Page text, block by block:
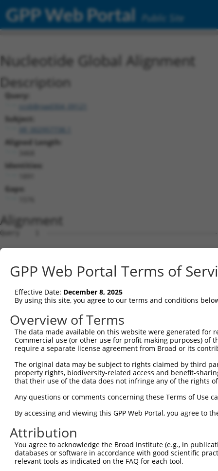
GPP Web Portal Public Site
Nucleotide Global Alignment
Description
Query:
ccsbBroad304_09121
Subject:
Aligned Length:
Identities:
Gaps:
Alignment
Query    1  --------------------------------------------------------------------------  0
                                                                                      
Sbjct    1  ACGCATTTCCGTCGCCGGGAGGAAGGGGTGTGTGTTTCGCCTGCGCAGTGGTCCTGGCCACCGGCTCGCGGCGC  74

Query    1  --------------------------------------------------------------------------  0
                                                                                      
Sbjct   75  GTGGAGGCTGCTCCCAGCCGCGCCCGAGTCAGACTCGGGTGGGGGTCCCGGCGGCGGTAGCGGCGGCGGCGGTG  148

Query    1  -----ATGTCGTGGCTCTTCGGCGTTAACAAGGGCCCCAAGGGTGAAGGCGCGGGGCCGCCGCCGCCTTTGCCG  69
                 |||||||||||||||||||||||||||||||||||||||||||||||||||||||||||||||||||||
Sbjct  149  CGAGCATGTCGTGGCTCTTCGGCGTTAACAAGGGCCCCAAGGGTGAAGGCGCGGGGCCGCCGCCGCCTTTGCCG  222

Query   70  CCCGCGCAGCCCGGGGCCGAGGGCGGCGGGGACCGCGGTTTGGGAGACCGGCCGGCGCCCAAGGACAAATGGAG  143
            ||||||||||||||||||||||||||||||||||||||||||||||||||||||||||||||||||||||||||
Sbjct  223  CCCGCGCAGCCCGGGGCCGAGGGCGGCGGGGACCGCGGTTTGGGAGACCGGCCGGCGCCCAAGGACAAATGGAG  296

Query  144  CAACTTCGACCCCACCGGCCTGGAGCGCGCCGCCAAGGCGGCGCGCGAGCTGGAGCACTCGCGTTACGCCAAGG  217
            ||||||||||||||||||||||||||||||||||||||||||||||||||||||||||||||||||||||||||
Sbjct  297  CAACTTCGACCCCACCGGCCTGGAGCGCGCCGCCAAGGCGGCGCGCGAGCTGGAGCACTCGCGTTACGCCAAGG  370

Query  218  AGGCCCTGAATCTGGCGCAGATGCAGGAGCAGACGCTGCAGTTGGAGCAACAGTCCAAGCTCAAAGAGTATGAG  291
            ||||||||||||||||||||||||||||||||||||||||||||||||||||||||||||||||||||||||||
Sbjct  371  AGGCCCTGAATCTGGCGCAGATGCAGGAGCAGACGCTGCAGTTGGAGCAACAGTCCAAGCTCAAAGAGTATGAG  444

Query  292  GCCGCCGTGGAGCAGCTCAAGAGCGAGCAGATCCGGGCGCAGGCTGAGGAGAGGAGGAAGACCCTGAGCGAGGA  365
            ||||||||||||||||||||||||||||||||||||||||||||||||||||||||||||||||||||||||||
Sbjct  445  GCCGCCGTGGAGCAGCTCAAGAGCGAGCAGATCCGGGCGCAGGCTGAGGAGAGGAGGAAGACCCTGAGCGAGGA  518

Query  366  GACCCGGCAGCACCAGGCCAGGGCCCAGTATCAAGACAAGCTGGCCCGGCAGCGCTACGAGGACCAACTGAAGC  439
            ||||||||||||||||||||||||||||||||||||||||||||||||||||||||||||||||||||||||||
Sbjct  519  GACCCGGCAGCACCAGGCCAGGGCCCAGTATCAAGACAAGCTGGCCCGGCAGCGCTACGAGGACCAACTGAAGC  592

Query  440  AGCAGCGACTTCTCAATGAGGAGAATTTACGGAAGCAGGAGGAGTCCGTGCAGAAGCAGGAAGCCATGCGGCGA  513
            ||||||.|||||||||||||||||||||||||||||||||||||||||||||||||||||||||||||||||||
Sbjct  593  AGCAGCAACTTCTCAATGAGGAGAATTTACGGAAGCAGGAGGAGTCCGTGCAGAAGCAGGAAGCCATGCGGCGA  666

Query  514  GCCACCGTGGAGCGGGAGATGGAGCTGCGGCACAAGAATGAGATGCTGCGAGTGGAGACCGAGGCCCGGGCGCG  587
            ||||||||||||||||||||||||||||||||||||||||||||||||||||||||||||||||||||||||||
Sbjct  667  GCCACCGTGGAGCGGGAGATGGAGCTGCGGCACAAGAATGAGATGCTGCGAGTGGAGACCGAGGCCCGGGCGCG  740

Query  588  CGCCAAGGCCGAGCGGGAGAATGCAGACATCATCCGCGAGCAGATCCGCCTGAAGGCGTCCGAGCACCGTCAGA  661
            ||||||||||||||||||||||||||||||||||||||||||||||||||||||||||||||||||||||||||
Sbjct  741  CGCCAAGGCCGAGCGGGAGAATGCAGACATCATCCGCGAGCAGATCCGCCTGAAGGCGTCCGAGCACCGTCAGA  814

Query  662  CCGTCTTGGAGTCCATCAGGACGGCTGGCACCTTGTTTGGGGAAGGATTCCGTGCCTTTGTGACAGACCGGGAC  735
            ||||||||||||||||||||||||||||||||||||||||||||||||||||||||||||||||||||||||||
Sbjct  815  CCGTCTTGGAGTCCATCAGGACGGCTGGCACCTTGTTTGGGGAAGGATTCCGTGCCTTTGTGACAGACCGGGAC  888

Query  736  AAAGTGACAGCCACGGTGGCTGGGCTGACGCTGCTGGCTGTCGGGGTCTACTCAGCCAAGAATGCGACAGCCGT  809
            ||||||||||||||||||||||||||||||||||||||||||||||||||||||||||||||||||||||||||
Sbjct  889  AAAGTGACAGCCACGGTGGCTGGGCTGACGCTGCTGGCTGTCGGGGTCTACTCAGCCAAGAATGCGACAGCCGT  962

Query  810  CACTGGCCGCTTCATCGAGGCTCGGCTGGGGAAGCCGTCCCTAGTGAGGGAGACGTCCCGCATCACGGTGCTGG  883
            ||||||||||||||||||||||||||||||||||||||||||||||||||||||||||||||||||||||||||
Sbjct  963  CACTGGCCGCTTCATCGAGGCTCGGCTGGGGAAGCCGTCCCTAGTGAGGGAGACGTCCCGCATCACGGTGCTGG  1036

Query  884  AGGCGCTGCGGCACCCCATCCAGGTCAGCCGGCGGCTCCTCAGTCGACCCCAGGACGTGCTGGAGGGTGTTGTG  957
            ||||||||||||||||||||||||||||||||||||||||||||||||||||||||||||||||||||||||||
Sbjct 1037  AGGCGCTGCGGCACCCCATCCAGGTCAGCCGGCGGCTCCTCAGTCGACCCCAGGACGTGCTGGAGGGTGTTGTG  1110

Query  958  CTTAGTCCCAGCCTGGAAGCACGGGTGCGCGACATCGCCATAGCAACCAGGAACACCAAGAAGAACCGGGGCCT  1031
            ||||||||||||||||||||||||||||||||||||||||||||||||||||||||||||||||||||||||||
Sbjct 1111  CTTAGTCCCAGCCTGGAAGCACGGGTGCGCGACATCGCCATAGCAACCAGGAACACCAAGAAGAACCGGGGCCT  1184

Query 1032  GTACAGGCACATCCTGCTGTATGGGCCACCAGGCACCGGGAAGACGCTGTTTGCCAAGAAACTCGCCCTGCACT  1105
            ||||||||||||||||||||||||||||||||||||||||||||||||||||||||||||||||||||||||||
Sbjct 1185  GTACAGGCACATCCTGCTGTATGGGCCACCAGGCACCGGGAAGACGCTGTTTGCCAAGAAACTCGCCCTGCACT  1258

Query 1106  CAGGCATGGACTACGCCATCATGACAGGCGGGGACGTGGCCCCCATGGGGCGGGAAGGCGTGACCGCCATGCAC  1179
            ||||||||||||||||||||||||||||||||||||||||||||||||||||||||||||||||||||||||||
Sbjct 1259  CAGGCATGGACTACGCCATCATGACAGGCGGGGACGTGGCCCCCATGGGGCGGGAAGGCGTGACCGCCATGCAC  1332

Query 1180  AAGCTCTTTGACTGGGCCAATACCAGCCGGCGCGGCCTCCTGCTCTTCATGGATGAAGCAGACGCCTTCCTTCG  1253
            |||||||||||||||||||||||||||||||||||                                       
Sbjct 1333  AAGCTCTTTGACTGGGCCAATACCAGCCGGCGCGG---------------------------------------  1367

Query 1254  GAAGCGAGCCACTGAGGAGATAAGCAAGGACCTCAGAGCCACACTGAACGCCTTCCTGTACCACATGGGCCAAC  1327
                         |||||||||||||||||||||||||||||||||||||||||||||||||||||||||||||
Sbjct 1368  -------------GAGGAGATAAGCAAGGACCTCAGAGCCACACTGAACGCCTTCCTGTACCACATGGGCCAAC  1428

Query 1328  ACAGCAACAA----------------------------------------------------------------  1337
            ||||||||||                                                                
Sbjct 1429  ACAGCAACAAGTGAGGGAGCCCCTCGGGTCCTGAGCCCCCGGGCAGGGCTGTGCAGCCGTCGCCCTTGGTTCCC  1502

Query 1338  --------------------------------------------------------------------------  1337
                                                                                      
Sbjct
GPP Web Portal Terms of
Effective Date: December 8, 2025
By using this site, you agree to our terms and conditions
Overview of Terms
The data made available on this website were generated
Commercial use (or other use for profit-making purposes) of
require a separate license agreement from Broad or its
The original data may be subject to rights claimed by third
property rights, biodiversity-related access and benefit-
that their use of the data does not infringe any of the rights
Any questions or comments concerning these Terms of Use
By accessing and viewing this GPP Web Portal, you agree to
Attribution
You agree to acknowledge the Broad Institute (e.g., in
databases or software in accordance with good scientific
relevant tools as indicated on the FAQ for each tool.